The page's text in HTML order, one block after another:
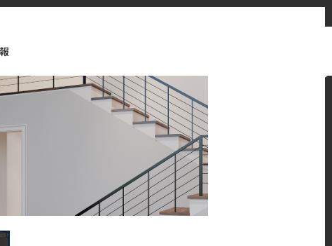
提案をご覧ください。
HFLOR フローリングの魅力的な施工例をご紹介しま